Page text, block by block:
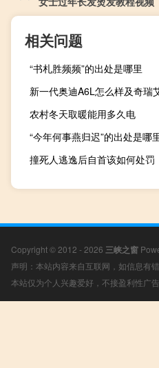
相关问题
“书札胜频频”的出处是哪里
新一代奥迪A6L怎么样及奇瑞
农村冬天取暖能用多久电
“今年何事燕归迟”的出处是哪
撞死人逃逸后自首该如何处罚
Copyright © 2012 - 2026 三峡之窗
声明：本站内容来自互联网，如信息有
本站仅为个人兴趣爱好，不接盈利性广